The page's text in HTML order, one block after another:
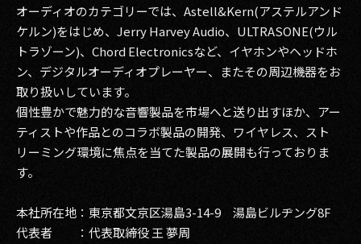
オーディオのカテゴリーでは、Astell&Kern(アステルアンド
ケルン)をはじめ、Jerry Harvey Audio、ULTRASONE(ウル
トラゾーン)、Chord Electronicsなど、イヤホンやヘッドホ
ン、デジタルオーディオプレーヤー、またその周辺機器をお
取り扱いしています。
個性豊かで魅力的な音響製品を市場へと送り出すほか、アー
ティストや作品とのコラボ製品の開発、ワイヤレス、スト
リーミング環境に焦点を当てた製品の展開も行っておりま
す。
本社所在地：東京都文京区湯島3-14-9 湯島ビルヂング8F
代表者 ：代表取締役 王 夢周